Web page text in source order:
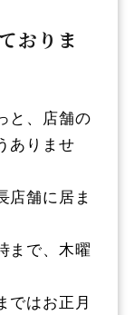
おりま
と、店舗の
ありませ
店舗に居ま
まで、木曜
ではお正月